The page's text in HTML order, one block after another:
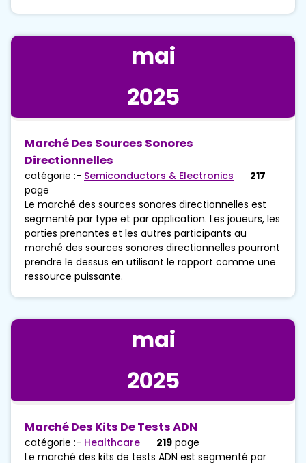
mai
2025
Marché Des Sources Sonores
Directionnelles
catégorie :- Semiconductors & Electronics
217
page
Le marché des sources sonores directionnelles est
segmenté par type et par application. Les joueurs, les
parties prenantes et les autres participants au
marché des sources sonores directionnelles pourront
prendre le dessus en utilisant le rapport comme une
ressource puissante.
mai
2025
Marché Des Kits De Tests ADN
catégorie :- Healthcare 219 page
Le marché des kits de tests ADN est segmenté par